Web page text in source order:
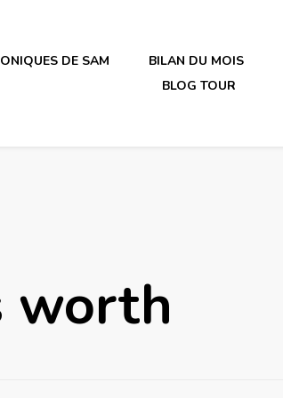
en plastique
DE SAM BILAN DU MOIS
BLOG TOUR
worth